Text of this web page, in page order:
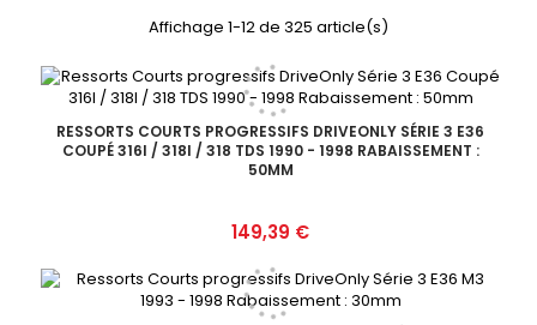
Affichage 1-12 de 325 article(s)
RESSORTS COURTS PROGRESSIFS DRIVEONLY SÉRIE 3 E36
COUPÉ 316I / 318I / 318 TDS 1990 - 1998 RABAISSEMENT :
50MM
Prix
149,39 €